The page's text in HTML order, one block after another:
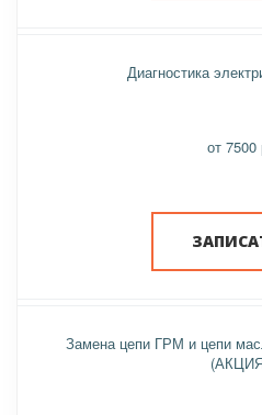
Диагностика
от 7500
Замена цепи ГРМ и цепи